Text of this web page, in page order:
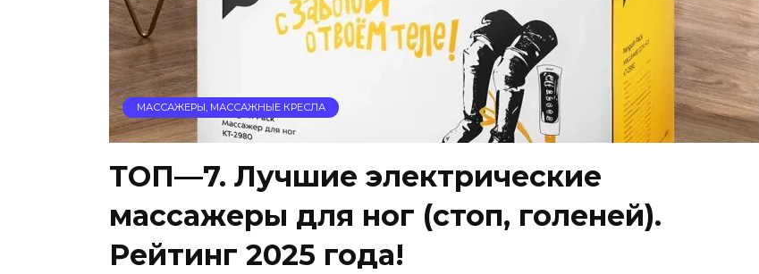
МАССАЖЕРЫ, МАССАЖНЫЕ КРЕСЛА
ТОП—7. Лучшие электрические
массажеры для ног (стоп, голеней).
Рейтинг 2025 года!